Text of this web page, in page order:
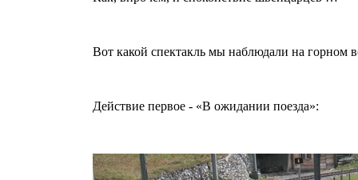
Вот какой спектакль мы наблюдали на горном
Действие первое - «В ожидании поезда»: